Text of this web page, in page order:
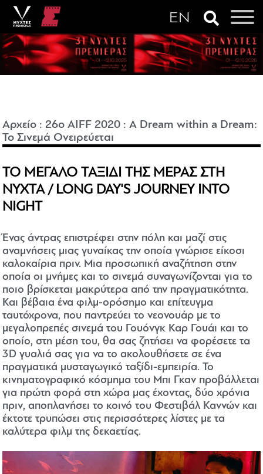
Αρχείο :26o AIFF 2020 :A Dream within a Dream:
Το Σινεμά Ονειρεύεται
ΤΟ ΜΕΓΑΛΟ ΤΑΞΙΔΙ ΤΗΣ ΜΕΡΑΣ ΣΤΗ
ΝΥΧΤΑ / LONG DAY'S JOURNEY INTO
NIGHT
Ένας άντρας επιστρέφει στην πόλη και μαζί στις
αναμνήσεις μιας γυναίκας την οποία γνώρισε είκοσι
καλοκαίρια πριν. Μια προσωπική αναζήτηση στην
οποία οι μνήμες και το σινεμά συναγωνίζονται για το
ποιο βρίσκεται μακρύτερα από την πραγματικότητα.
Και βέβαια ένα φιλμ-ορόσημο και επίτευγμα
ταυτόχρονα, που παντρεύει το νεονουάρ με το
μεγαλοπρεπές σινεμά του Γουόνγκ Καρ Γουάι και το
οποίο, στη μέση του, θα σας ζητήσει να φορέσετε τα
3D γυαλιά σας για να το ακολουθήσετε σε ένα
πραγματικά μυσταγωγικό ταξίδι-εμπειρία. Το
κινηματογραφικό κόσμημα του Μπι Γκαν προβάλλεται
για πρώτη φορά στη χώρα μας έχοντας, δύο χρόνια
πριν, αποπλανήσει το κοινό του Φεστιβάλ Καννών και
έκτοτε τρυπώσει στις περισσότερες λίστες με τα
καλύτερα φιλμ της δεκαετίας.